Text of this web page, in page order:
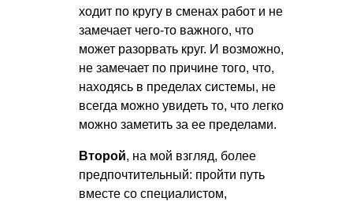
ходит по кругу в сменах работ и не
замечает чего-то важного, что
может разорвать круг. И возможно,
не замечает по причине того, что,
находясь в пределах системы, не
всегда можно увидеть то, что легко
можно заметить за ее пределами.
Второй, на мой взгляд, более
предпочтительный: пройти путь
вместе со специалистом,